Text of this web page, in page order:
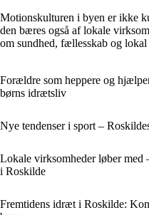
Motionskulturen i byen er ikke
den bæres også af lokale
om sundhed, fællesskab og lokal
Forældre som heppere og
børns idrætsliv
Nye tendenser i sport –
Lokale virksomheder løber med
i Roskilde
Fremtidens idræt i Roskilde: